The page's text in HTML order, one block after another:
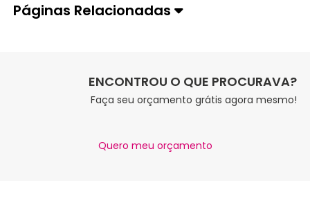
Páginas Relacionadas
ENCONTROU O QUE PROCURAVA?
Faça seu orçamento grátis agora mesmo!
Quero meu orçamento